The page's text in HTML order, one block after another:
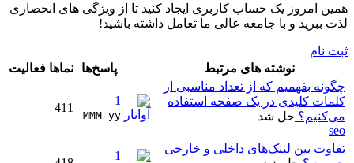
همین امروز یک حساب کاربری ایجاد کنید تا از ویژگی های انحصاری
لذت ببرید و با جامعه عالی ما تعامل داشته باشید!
ثبت نام
نوشته های مرتبط
پاسخ‌ها نماها فعالیت
چگونه بفهمیم که از تعداد مناسبی از
کلمات کلیدی در یک صفحه استفاده
می‌کنیم؟ حل شد
seo
1
MMM yy
411
تفاوت بین لینک‌های داخلی و خارجی
1